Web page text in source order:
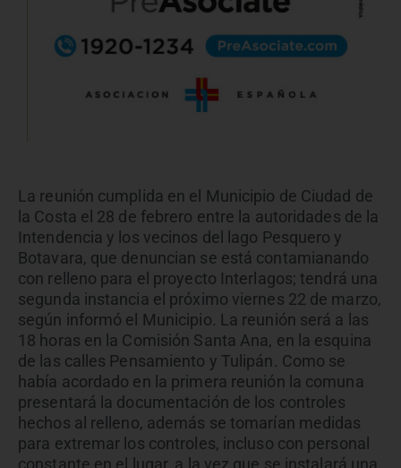
La reunión cumplida en el Municipio de Ciudad de
la Costa el 28 de febrero entre la autoridades de la
Intendencia y los vecinos del lago Pesquero y
Botavara, que denuncian se está contamianando
con relleno para el proyecto Interlagos; tendrá una
segunda instancia el próximo viernes 22 de marzo,
según informó el Municipio. La reunión será a las
18 horas en la Comisión Santa Ana, en la esquina
de las calles Pensamiento y Tulipán. Como se
había acordado en la primera reunión la comuna
presentará la documentación de los controles
hechos al relleno, además se tomarían medidas
para extremar los controles, incluso con personal
constante en el lugar, a la vez que se instalará una